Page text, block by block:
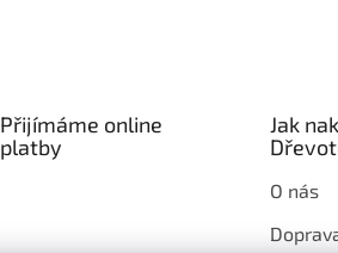
Přijímáme online
platby
Jak
O nás